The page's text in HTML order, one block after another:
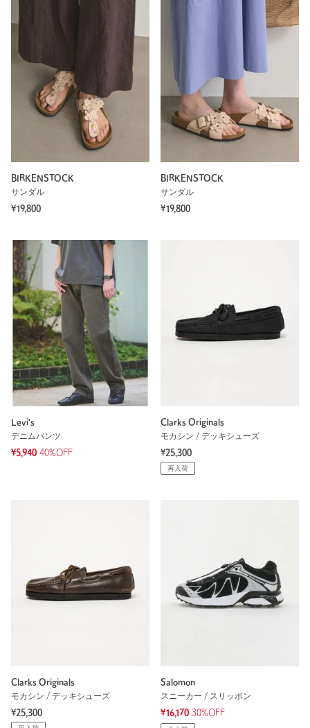
BIRKENSTOCK
サンダル
¥19,800
BIRKENSTOCK
サンダル
¥19,800
Levi's
デニムパンツ
¥5,940 40%OFF
Clarks Originals
モカシン / デッキシューズ
¥25,300
再入荷
Clarks Originals
モカシン / デッキシューズ
¥25,300
Salomon
スニーカー / スリッポン
¥16,170 30%OFF